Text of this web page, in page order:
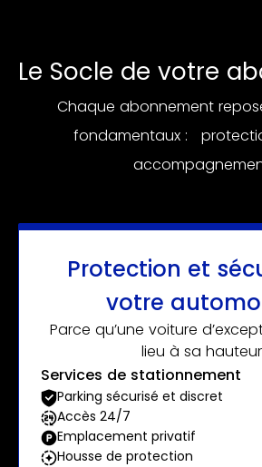
Le Socle de votre
Chaque abonnement
fondamentaux :
Protection et
votre
Parce qu’une voiture
lieu à sa
Services de stationnement
Parking sécurisé et discret
Accès 24/7
Emplacement privatif
Housse de protection